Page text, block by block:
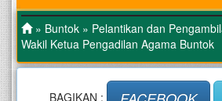
» Buntok » Pelantikan dan
Wakil Ketua Pengadilan Agama Buntok
BAGIKAN :